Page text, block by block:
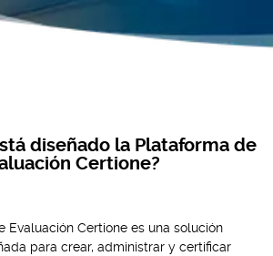
diseñado la Plataforma de
Certione?
Evaluación Certione es una solución
para crear, administrar y certificar